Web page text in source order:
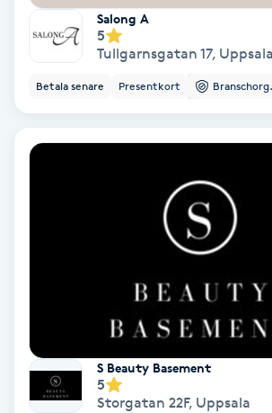
Färgning
Gel naglar
Gellack med förstärkning
Gravidmassage
Gravidyoga
Salong A
5
Tullgarnsgatan 17, Uppsala
Betala senare Presentkort Branschorg.
S Beauty Basement
5
Storgatan 22F, Uppsala